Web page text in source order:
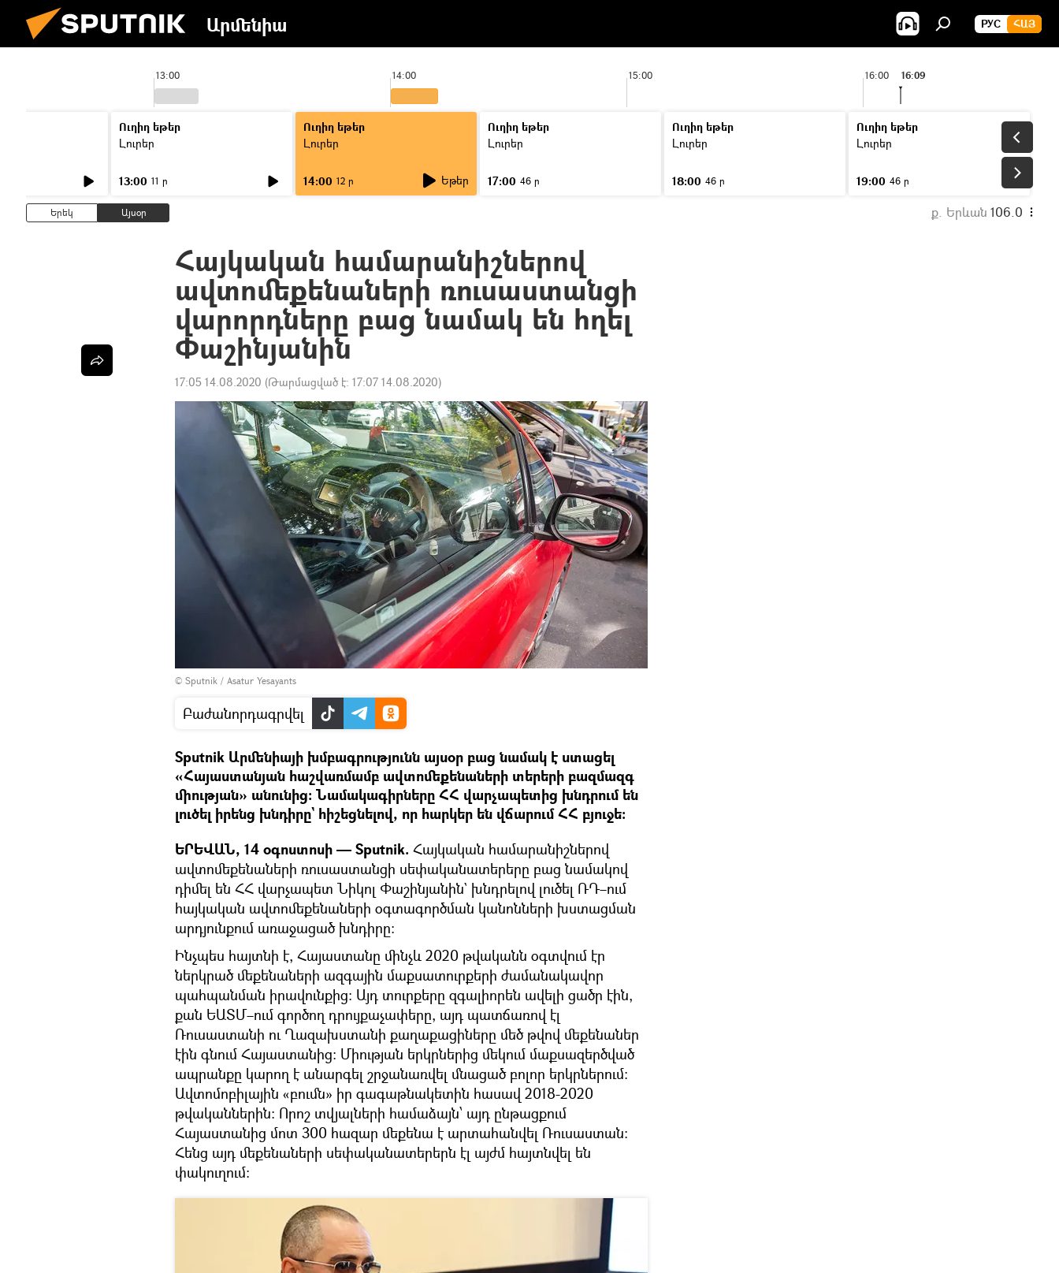
Արմենիա РУС ՀԱՅ
13:00 14:00 15:00 16:00 16:09
Ուղիղ եթեր
Լուրեր
13:00 11 ր
Ուղիղ եթեր
Լուրեր
14:00 12 ր Եթեր
Ուղիղ եթեր
Լուրեր
17:00 46 ր
Ուղիղ եթեր
Լուրեր
18:00 46 ր
Ուղիղ եթեր
Լուրեր
19:00 46 ր
Երեկ Այսօր ք. Երևան 106.0
Հայկական համարանիշներով
ավտոմեքենաների ռուսաստանցի
վարորդները բաց նամակ են հղել
Փաշինյանին
17:05 14.08.2020 (Թարմացված է: 17:07 14.08.2020)
© Sputnik / Asatur Yesayants
Բաժանորդագրվել
Sputnik Արմենիայի խմբագրությունն այսօր բաց նամակ է ստացել
«Հայաստանյան հաշվառմամբ ավտոմեքենաների տերերի բազմազգ
միության» անունից։ Նամակագիրները ՀՀ վարչապետից խնդրում են
լուծել իրենց խնդիրը` հիշեցնելով, որ հարկեր են վճարում ՀՀ բյուջե։
ԵՐԵՎԱՆ, 14 օգոստոսի — Sputnik. Հայկական համարանիշներով
ավտոմեքենաների ռուսաստանցի սեփականատերերը բաց նամակով
դիմել են ՀՀ վարչապետ Նիկոլ Փաշինյանին` խնդրելով լուծել ՌԴ–ում
հայկական ավտոմեքենաների օգտագործման կանոնների խստացման
արդյունքում առաջացած խնդիրը։
Ինչպես հայտնի է, Հայաստանը մինչև 2020 թվականն օգտվում էր
ներկրած մեքենաների ազգային մաքսատուրքերի ժամանակավոր
պահպանման իրավունքից։ Այդ տուրքերը զգալիորեն ավելի ցածր էին,
քան ԵԱՏՄ–ում գործող դրույքաչափերը, այդ պատճառով էլ
Ռուսաստանի ու Ղազախստանի քաղաքացիները մեծ թվով մեքենաներ
էին գնում Հայաստանից։ Միության երկրներից մեկում մաքսազերծված
ապրանքը կարող է անարգել շրջանառվել մնացած բոլոր երկրներում։
Ավտոմոբիլային «բումն» իր գագաթնակետին հասավ 2018-2020
թվականներին։ Որոշ տվյալների համաձայն՝ այդ ընթացքում
Հայաստանից մոտ 300 հազար մեքենա է արտահանվել Ռուսաստան։
Հենց այդ մեքենաների սեփականատերերն էլ այժմ հայտնվել են
փակուղում։